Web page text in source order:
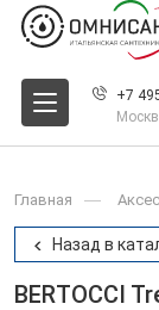
+7
Главная
Назад в
BERTOCCI